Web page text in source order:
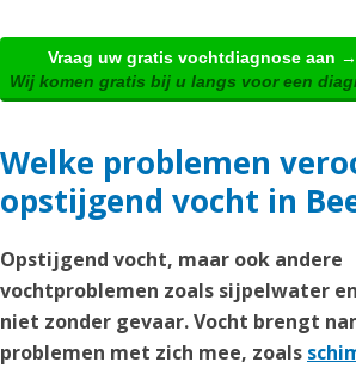
Vraag uw gratis vochtdiagnose aan →
Wij komen gratis bij u langs voor een
Welke problemen
opstijgend vocht in
Opstijgend vocht, maar ook andere
vochtproblemen zoals sijpelwater
niet zonder gevaar. Vocht brengt
problemen met zich mee, zoals